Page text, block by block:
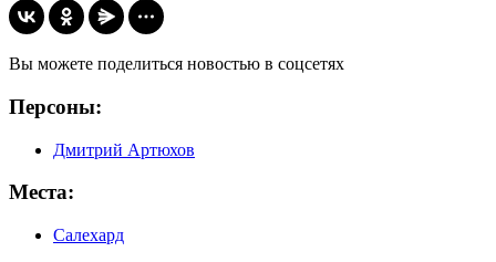
Вы можете поделиться новостью в соцсетях
Персоны:
Дмитрий Артюхов
Места:
Салехард